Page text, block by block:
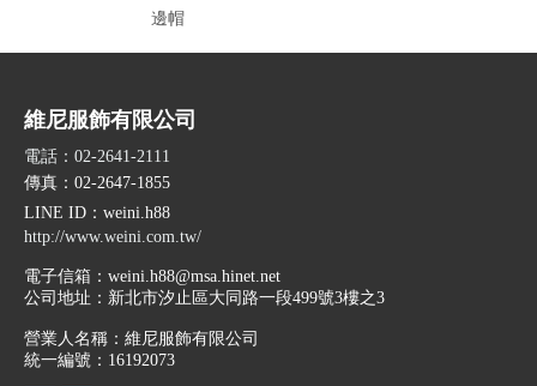
邊帽
維尼服飾有限公司
電話：02-2641-2111
傳真：02-2647-1855
LINE ID ：weini.h88
http://www.weini.com.tw/
電子信箱： weini.h88@msa.hinet.net
公司地址： 新北市汐止區大同路一段499號3樓之3
營業人名稱：維尼服飾有限公司
統一編號：16192073